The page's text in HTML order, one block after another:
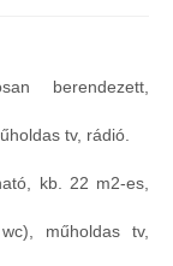
berendezett,
tv, rádió.
kb. 22 m2-es,
műholdas tv,